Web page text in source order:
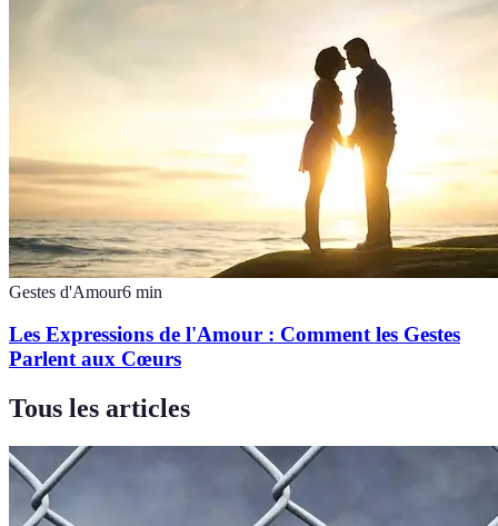
Gestes d'Amour6 min
Les Expressions de l'Amour : Comment les Gestes
Parlent aux Cœurs
Tous les articles